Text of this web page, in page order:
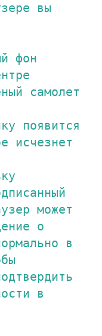
вы
фон
самолет
появится
исчезнет
может
о
в
в